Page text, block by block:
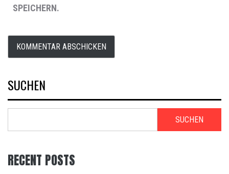
SPEICHERN.
SUCHEN
SUCHEN
RECENT POSTS